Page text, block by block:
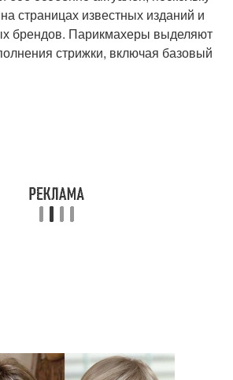
страницах известных изданий и
брендов. Парикмахеры выделяют
стрижки, включая базовый